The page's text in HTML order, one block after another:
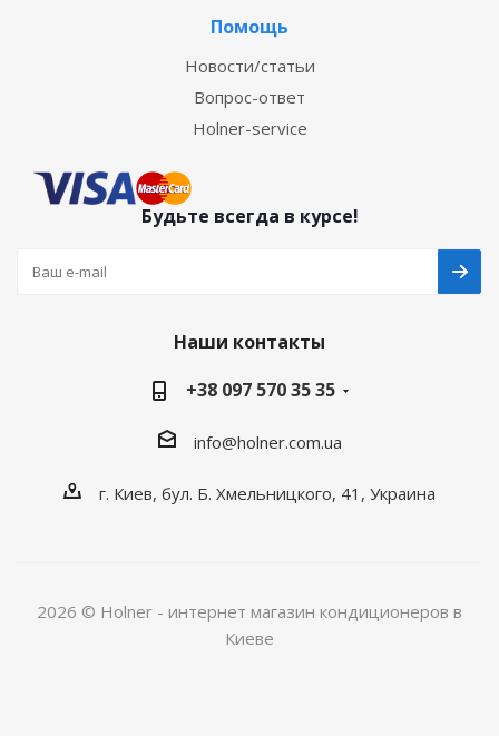
Помощь
Новости/статьи
Вопрос-ответ
Holner-service
Будьте всегда в курсе!
Наши контакты
+38 097 570 35 35
info@holner.com.ua
г. Киев, бул. Б. Хмельницкого, 41, Украина
2026 © Holner - интернет магазин кондиционеров в
Киеве